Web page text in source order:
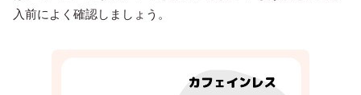
入前によく確認しましょう。